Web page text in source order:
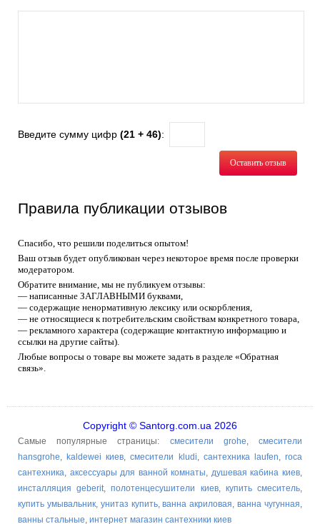
Введите сумму цифр (21 + 46):
Оставить отзыв
Правила публикации отзывов
Спасибо, что решили поделиться опытом!
Ваш отзыв будет опубликован через некоторое время после проверки
модератором.
Обратите внимание, мы не публикуем отзывы:
— написанные ЗАГЛАВНЫМИ буквами,
— содержащие ненормативную лексику или оскорбления,
— не относящиеся к потребительским свойствам конкретного товара,
— рекламного характера (содержащие контактную информацию и
ссылки на другие сайты).
Любые вопросы о товаре вы можете задать в разделе «Обратная
связь».
Copyright © Santorg.com.ua 2026
Самые популярные страницы: смесители grohe,смесители
hansgrohe, kaldewei киев,смесители kludi, сантехника laufen,roca
сантехника, аксессуары для ванной комнаты, душевая кабина киев,
инсталляция geberit,полотенцесушители киев, купить смеситель,
купить умывальник, унитаз купить,ванна акриловая,ванна чугунная,
ванны стальные, интернет магазин сантехники киев